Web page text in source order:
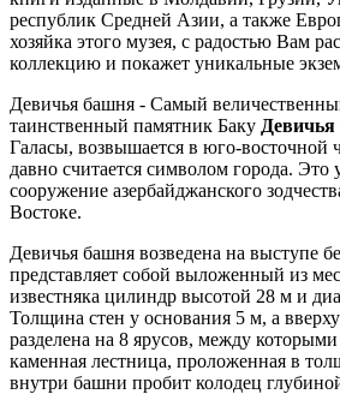
республик Средней Азии, а также
хозяйка этого музея, с радостью Вам
коллекцию и покажет уникальные
Девичья башня - Самый
таинственный памятник Баку
Галасы, возвышается в юго-восточной
давно считается символом города. Это
сооружение азербайджанского
Востоке.
Девичья башня возведена на выступе
представляет собой выложенный из
известняка цилиндр высотой 28 м и
Толщина стен у основания 5 м, а
разделена на 8 ярусов, между
каменная лестница, проложенная в
внутри башни пробит колодец